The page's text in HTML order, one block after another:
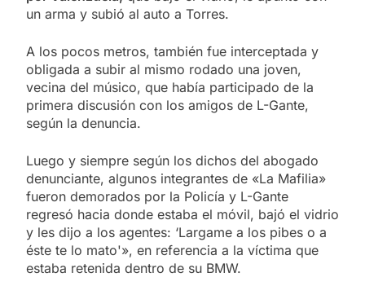
un arma y subió al auto a Torres.
A los pocos metros, también fue interceptada y
obligada a subir al mismo rodado una joven,
vecina del músico, que había participado de la
primera discusión con los amigos de L-Gante,
según la denuncia.
Luego y siempre según los dichos del abogado
denunciante, algunos integrantes de «La Mafilia»
fueron demorados por la Policía y L-Gante
regresó hacia donde estaba el móvil, bajó el vidrio
y les dijo a los agentes: ‘Largame a los pibes o a
éste te lo mato'», en referencia a la víctima que
estaba retenida dentro de su BMW.